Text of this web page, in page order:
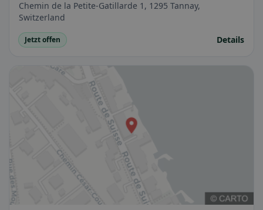
Chemin de la Petite-Gatillarde 1, 1295 Tannay,
Switzerland
Jetzt offen Details